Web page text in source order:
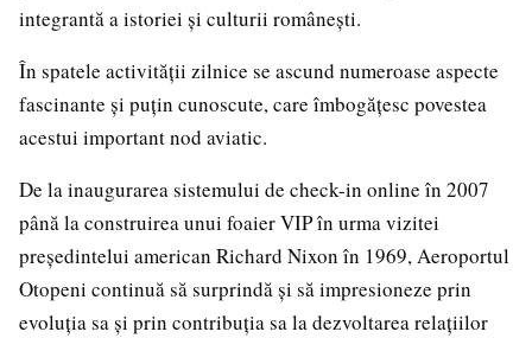
integrantă a istoriei și culturii românești.
În spatele activității zilnice se ascund numeroase aspecte
fascinante și puțin cunoscute, care îmbogățesc povestea
acestui important nod aviatic.
De la inaugurarea sistemului de check-in online în 2007
până la construirea unui foaier VIP în urma vizitei
președintelui american Richard Nixon în 1969, Aeroportul
Otopeni continuă să surprindă și să impresioneze prin
evoluția sa și prin contribuția sa la dezvoltarea relațiilor